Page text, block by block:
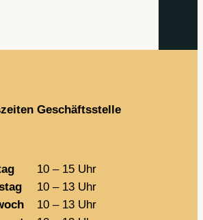
Geschäftsstelle
10 – 15 Uhr
10 – 13 Uhr
10 – 13 Uhr